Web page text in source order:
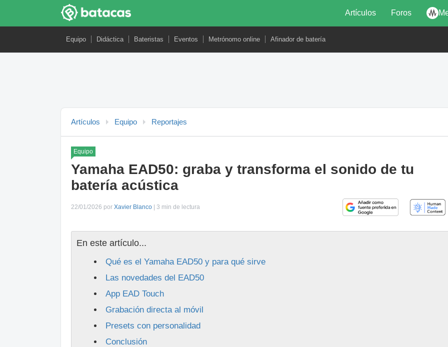
Artículos Foros
Equipo Didáctica Bateristas Eventos Metrónomo online Afinador de batería
Artículos Equipo Reportajes
Equipo
Yamaha EAD50: graba y transforma el sonido de tu
batería acústica
22/01/2026 por Xavier Blanco | 3 min de lectura
En este artículo...
Qué es el Yamaha EAD50 y para qué sirve
Las novedades del EAD50
App EAD Touch
Grabación directa al móvil
Presets con personalidad
Conclusión